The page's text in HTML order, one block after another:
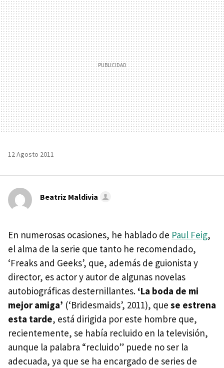
MAIL
12 Agosto 2011
Beatriz Maldivia
En numerosas ocasiones, he hablado de Paul Feig,
el alma de la serie que tanto he recomendado,
‘Freaks and Geeks’, que, además de guionista y
director, es actor y autor de algunas novelas
autobiográficas desternillantes. ‘La boda de mi
mejor amiga’ (‘Bridesmaids’, 2011), que se estrena
esta tarde, está dirigida por este hombre que,
recientemente, se había recluido en la televisión,
aunque la palabra “recluido” puede no ser la
adecuada, ya que se ha encargado de series de